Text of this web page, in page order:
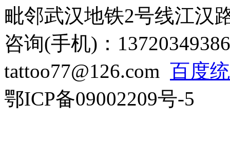
毗邻武汉地铁2号线江汉
咨询(手机)：
tattoo77@126.com 百度
鄂ICP备09002209号-5